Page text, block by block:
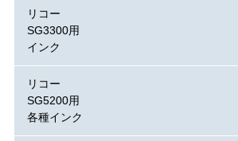
リコー
SG3300用
インク
リコー
SG5200用
各種インク